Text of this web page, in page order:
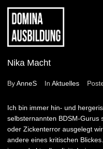
Nika Macht
ByAnneS In Aktuelles
Ich bin immer hin- und
selbsternannten BDSM-Gurus
oder Zickenterror ausgelegt
andere eines kritischen